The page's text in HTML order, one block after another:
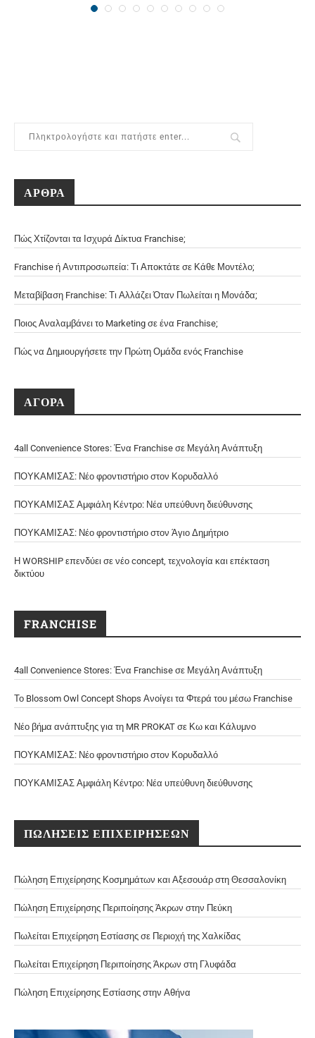
ΑΡΘΡΑ
Πώς Χτίζονται τα Ισχυρά Δίκτυα Franchise;
Franchise ή Αντιπροσωπεία: Τι Αποκτάτε σε Κάθε Μοντέλο;
Μεταβίβαση Franchise: Τι Αλλάζει Όταν Πωλείται η Μονάδα;
Ποιος Αναλαμβάνει το Marketing σε ένα Franchise;
Πώς να Δημιουργήσετε την Πρώτη Ομάδα ενός Franchise
ΑΓΟΡΑ
4all Convenience Stores: Ένα Franchise σε Μεγάλη Ανάπτυξη
ΠΟΥΚΑΜΙΣΑΣ: Νέο φροντιστήριο στον Κορυδαλλό
ΠΟΥΚΑΜΙΣΑΣ Αμφιάλη Κέντρο: Νέα υπεύθυνη διεύθυνσης
ΠΟΥΚΑΜΙΣΑΣ: Νέο φροντιστήριο στον Άγιο Δημήτριο
Η WORSHIP επενδύει σε νέο concept, τεχνολογία και επέκταση
δικτύου
FRANCHISE
4all Convenience Stores: Ένα Franchise σε Μεγάλη Ανάπτυξη
Το Blossom Owl Concept Shops Ανοίγει τα Φτερά του μέσω Franchise
Νέο βήμα ανάπτυξης για τη MR PROKAT σε Κω και Κάλυμνο
ΠΟΥΚΑΜΙΣΑΣ: Νέο φροντιστήριο στον Κορυδαλλό
ΠΟΥΚΑΜΙΣΑΣ Αμφιάλη Κέντρο: Νέα υπεύθυνη διεύθυνσης
ΠΩΛΗΣΕΙΣ ΕΠΙΧΕΙΡΗΣΕΩΝ
Πώληση Επιχείρησης Κοσμημάτων και Αξεσουάρ στη Θεσσαλονίκη
Πώληση Επιχείρησης Περιποίησης Άκρων στην Πεύκη
Πωλείται Επιχείρηση Εστίασης σε Περιοχή της Χαλκίδας
Πωλείται Επιχείρηση Περιποίησης Άκρων στη Γλυφάδα
Πώληση Επιχείρησης Εστίασης στην Αθήνα